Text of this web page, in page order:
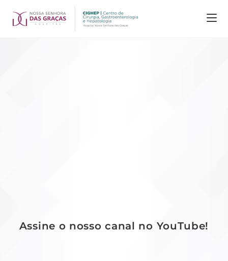
Assine o nosso canal no YouTube!